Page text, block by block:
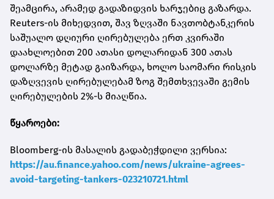
შეამცირა, არამედ გადაზიდვის ხარჯებიც გაზარდა.
Reuters-ის მიხედვით, შავ ზღვაში ნავთობტანკერის
საშუალო დღიური ღირებულება ერთ კვირაში
დაახლოებით 200 ათასი დოლარიდან 300 ათას
დოლარზე მეტად გაიზარდა, ხოლო საომარი რისკის
დაზღვევის ღირებულებამ ზოგ შემთხვევაში გემის
ღირებულების 2%-ს მიაღწია.
წყაროები:
Bloomberg-ის მასალის გადაბეჭდილი ვერსია:
https://au.finance.yahoo.com/news/ukraine-agrees-
avoid-targeting-tankers-023210721.html